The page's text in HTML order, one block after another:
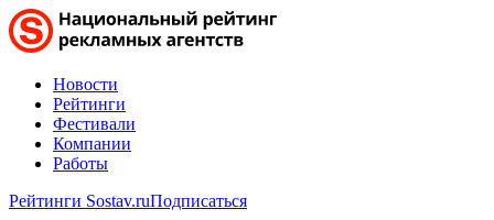
Новости
Рейтинги
Фестивали
Компании
Работы
Рейтинги Sostav.ruПодписаться